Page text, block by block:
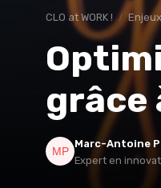
CLO at WORK !
grâce
Marc-Antoine
Expert en